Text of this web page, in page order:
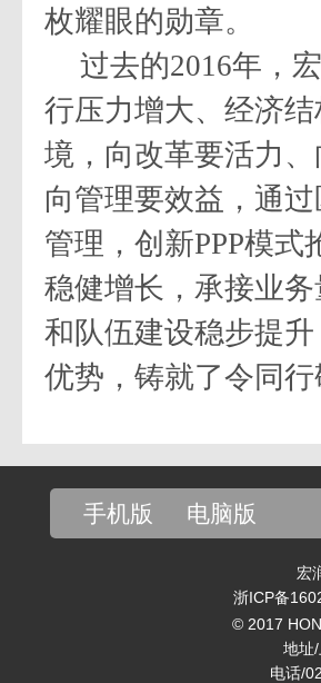
枚耀眼的勋章。
过去的2016年，
行压力增大、经济
境，向改革要活力
向管理要效益，通
管理，创新PPP模式
稳健增长，承接业
和队伍建设稳步提
优势，铸就了令同
手机版 电脑版
宏
浙ICP备
© 2017
地址
电话/